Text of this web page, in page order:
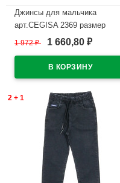
Джинсы для мальчика
арт.CEGISA 2369 размер
30/116-34/134 цвет черный
1 972₽ 1 660,80 ₽
2 + 1